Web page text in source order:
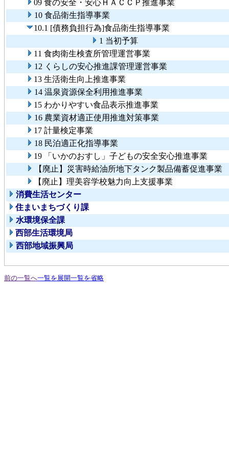
09 食の安全・安心ＨＡＣＣＰ推進事業
10 食品衛生指導事業
10.1 [債務負担行為]食品衛生指導事業
1 当初予算
11 食肉衛生検査所管理運営事業
12 くらしの安心推進課管理運営事業
13 生活衛生向上推進事業
14 温泉資源保全利用推進事業
15 わかりやすい食品表示推進事業
16 農業資材適正使用推進対策事業
17 計量検定事業
18 民泊適正化指導事業
19 「いかのおすし」子どもの安全安心推進事業
【廃止】災害時給油所地下タンク製品備蓄促進事業
【廃止】理美容学校魅力向上支援事業
消費生活センター
住まいまちづくり課
水環境保全課
西部生活環境局
西部地域振興局
前の一覧へ一覧を展開一覧を省略